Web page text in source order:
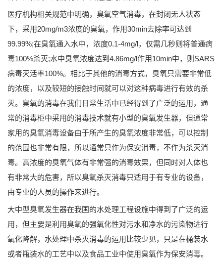
医疗机构相关规范中明确，臭氧空气消毒，在封闭无人状态
下，采用20mg/m3浓度的臭氧，作用30min去除率可达到
99.99%;在臭氧通入水中，浓度0.1-4mg/l，仅需几秒则将普通病
毒100%杀灭;水中臭氧浓度达到4.86mg/l作用10min中，则SARS
病毒灭活率100%。相比于其他的消毒方式，臭氧只需要非常低
的浓度，以及较短的接触时间就可以对这种病毒进行有效的杀
灭。臭氧的消毒在我们日常生活中已经得到了广泛的运用，通
常的消毒柜中采用的消毒技术就有小型的臭氧发生器，但通常
家用的臭氧消毒设备由于所产生的臭氧浓度非常低，可以控制
的范围也非常有限，所以通常只作为保安消毒，不作为杀灭消
毒。高浓度的臭氧气体有非常强的消毒效果，但同时对人体也
有非常大的危害，所以臭氧杀灭消毒只适用于有专业的设备，
由专业的人员的操作来进行。
大中型臭氧发生器在我国的水处理工程设施中得到了广泛的运
用，但主要是利用臭氧的强氧化性对污水和净水的污染物进行
氧化降解，水处理中杀灭消毒的运用比较少见，只是在桶装水
或者瓶装水的工艺中以及食品工业中使用臭氧作为保安消毒。